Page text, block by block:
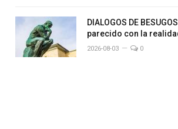
DIALOGOS DE
parecido con la
2026-08-03 0